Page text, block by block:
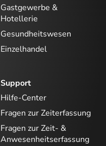
Gastgewerbe &
Hotellerie
Gesundheitswesen
Einzelhandel
Support
Hilfe-Center
Fragen zur Zeiterfassung
Fragen zur Zeit- &
Anwesenheitserfassung